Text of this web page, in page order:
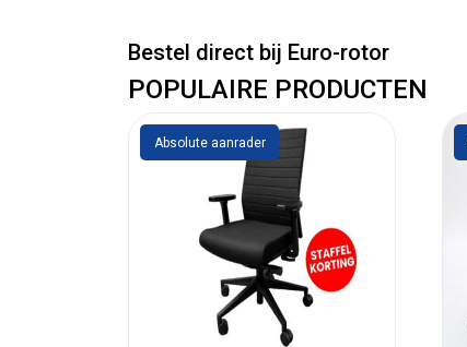
Bestel direct bij Euro-rotor
POPULAIRE PRODUCTEN
Absolute aanrader